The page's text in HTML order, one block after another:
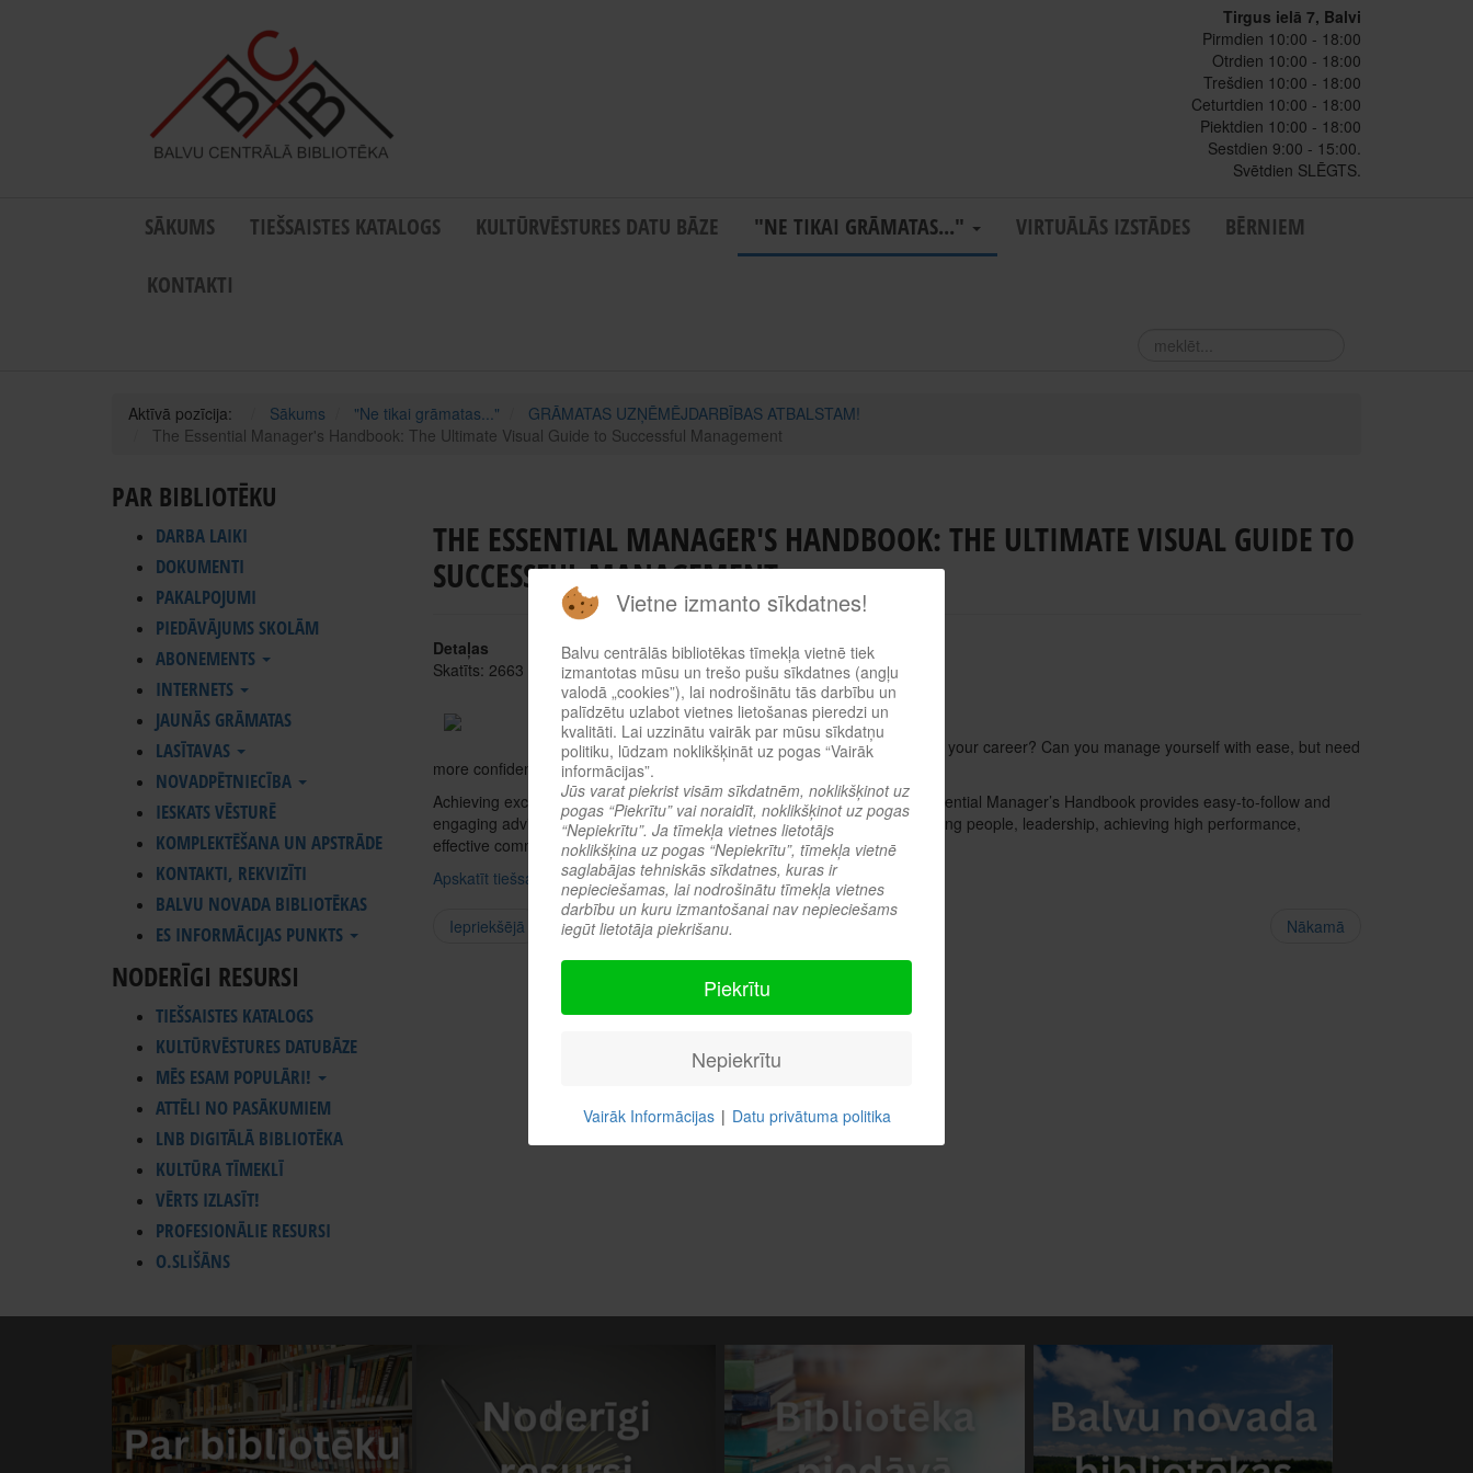
Tirgus ielā 7, Balvi
Pirmdien 10:00 - 18:00
Otrdien 10:00 - 18:00
Trešdien 10:00 - 18:00
Ceturtdien 10:00 - 18:00
Piektdien 10:00 - 18:00
Sestdien 9:00 - 15:00.
Svētdien SLĒGTS.
SĀKUMS TIEŠSAISTES KATALOGS KULTŪRVĒSTURES DATU BĀZE "NE TIKAI GRĀMATAS..." VIRTUĀLĀS IZSTĀDES
BĒRNIEM
KONTAKTI
meklēt...
Aktīvā pozīcija: Sākums "Ne tikai grāmatas..."
GRĀMATAS UZŅĒMĒJDARBĪBAS ATBALSTAM!
The Essential Manager's Handbook: The Ultimate Visual Guide to Successful Management
PAR BIBLIOTĒKU
DARBA LAIKI
DOKUMENTI
PAKALPOJUMI
PIEDĀVĀJUMS SKOLĀM
ABONEMENTS
INTERNETS
JAUNĀS GRĀMATAS
LASĪTAVAS
NOVADPĒTNIECĪBA
IESKATS VĒSTURĒ
KOMPLEKTĒŠANA UN APSTRĀDE
KONTAKTI, REKVIZĪTI
BALVU NOVADA BIBLIOTĒKAS
ES INFORMĀCIJAS PUNKTS
NODERĪGI RESURSI
TIEŠSAISTES KATALOGS
KULTŪRVĒSTURES DATUBĀZE
MĒS ESAM POPULĀRI!
ATTĒLI NO PASĀKUMIEM
LNB DIGITĀLĀ BIBLIOTĒKA
KULTŪRA TĪMEKLĪ
VĒRTS IZLASĪT!
PROFESIONĀLIE RESURSI
O.SLIŠĀNS
THE ESSENTIAL MANAGER'S HANDBOOK: THE ULTIMATE VISUAL GUIDE TO
SUCCESSFUL MANAGEMENT
Detaļas
Skatīts: 2663
Autors: Gillian Andrews
Are you looking to take the next step in your career? Can you manage yourself with ease, but need
more confidence when managing others?
Achieving excellence as a manager requires a broad skillset, and The Essential Manager’s Handbook provides easy-to-follow and
engaging advice on the 6 key areas. Nurture your confidence with managing people, leadership, achieving high performance,
effective communication, presenting, and negotiating.
Apskatīt tiešsaistes katalogā
Iepriekšējā Nākamā
Vietne izmanto sīkdatnes!
Balvu centrālās bibliotēkas tīmekļa vietnē tiek
izmantotas mūsu un trešo pušu sīkdatnes (angļu
valodā „cookies”), lai nodrošinātu tās darbību un
palīdzētu uzlabot vietnes lietošanas pieredzi un
kvalitāti. Lai uzzinātu vairāk par mūsu sīkdatņu
politiku, lūdzam noklikšķināt uz pogas “Vairāk
informācijas”.
Jūs varat piekrist visām sīkdatnēm, noklikšķinot uz
pogas “Piekrītu” vai noraidīt, noklikšķinot uz pogas
“Nepiekrītu”. Ja tīmekļa vietnes lietotājs
noklikšķina uz pogas “Nepiekrītu”, tīmekļa vietnē
saglabājas tehniskās sīkdatnes, kuras ir
nepieciešamas, lai nodrošinātu tīmekļa vietnes
darbību un kuru izmantošanai nav nepieciešams
iegūt lietotāja piekrišanu.
Piekrītu
Nepiekrītu
Vairāk Informācijas | Datu privātuma politika